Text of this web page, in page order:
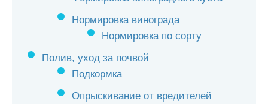
Нормировка винограда
Нормировка по сорту
Полив, уход за почвой
Подкормка
Опрыскивание от вредителей